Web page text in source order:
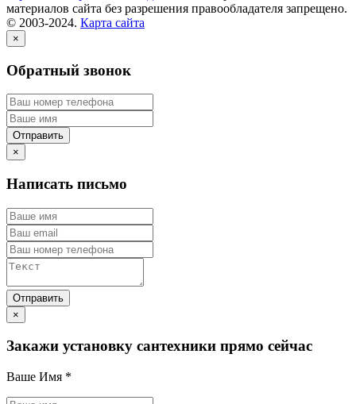
материалов сайта без разрешения правообладателя запрещено.
© 2003-2024. Карта сайта
×
Обратный звонок
×
Написать письмо
×
Закажи установку сантехники прямо сейчас
Ваше Имя *